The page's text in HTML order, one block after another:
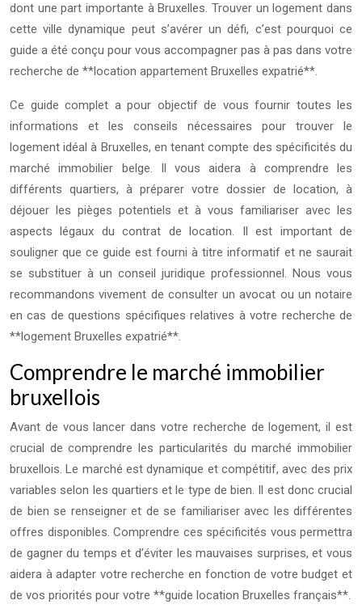
dont une part importante à Bruxelles. Trouver un logement dans
cette ville dynamique peut s’avérer un défi, c’est pourquoi ce
guide a été conçu pour vous accompagner pas à pas dans votre
recherche de **location appartement Bruxelles expatrié**.
Ce guide complet a pour objectif de vous fournir toutes les
informations et les conseils nécessaires pour trouver le
logement idéal à Bruxelles, en tenant compte des spécificités du
marché immobilier belge. Il vous aidera à comprendre les
différents quartiers, à préparer votre dossier de location, à
déjouer les pièges potentiels et à vous familiariser avec les
aspects légaux du contrat de location. Il est important de
souligner que ce guide est fourni à titre informatif et ne saurait
se substituer à un conseil juridique professionnel. Nous vous
recommandons vivement de consulter un avocat ou un notaire
en cas de questions spécifiques relatives à votre recherche de
**logement Bruxelles expatrié**.
Comprendre le marché immobilier
bruxellois
Avant de vous lancer dans votre recherche de logement, il est
crucial de comprendre les particularités du marché immobilier
bruxellois. Le marché est dynamique et compétitif, avec des prix
variables selon les quartiers et le type de bien. Il est donc crucial
de bien se renseigner et de se familiariser avec les différentes
offres disponibles. Comprendre ces spécificités vous permettra
de gagner du temps et d’éviter les mauvaises surprises, et vous
aidera à adapter votre recherche en fonction de votre budget et
de vos priorités pour votre **guide location Bruxelles français**.